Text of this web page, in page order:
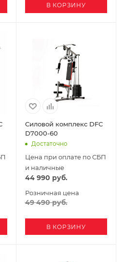
В КОРЗИНУ
Силовой комплекс DFC
D7000-60
Достаточно
Цена при оплате по СБП
и наличные
44 990 руб.
Розничная цена
49 490руб.
В КОРЗИНУ